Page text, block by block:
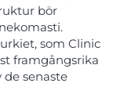
bör
som Clinic
framgångsrika
senaste